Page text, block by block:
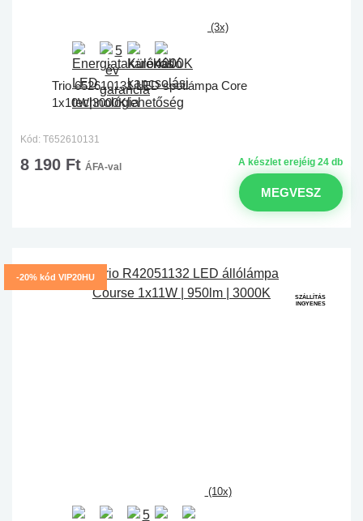
(3x)
Trio 652610131 LED spotlámpa Core
1x10W|3000K
Kód: T652610131
A készlet erejéig 24 db
8 190 Ft ÁFA-val
MEGVESZ
-20% kód VIP20HU
SZÁLLÍTÁS
INGYENES
(10x)